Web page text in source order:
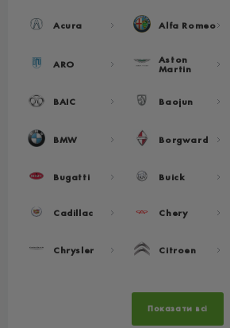
Acura Alfa Romeo
ARO Aston
Martin
BAIC Baojun
BMW Borgward
Bugatti Buick
Cadillac Chery
Chrysler Citroen
Показати всі